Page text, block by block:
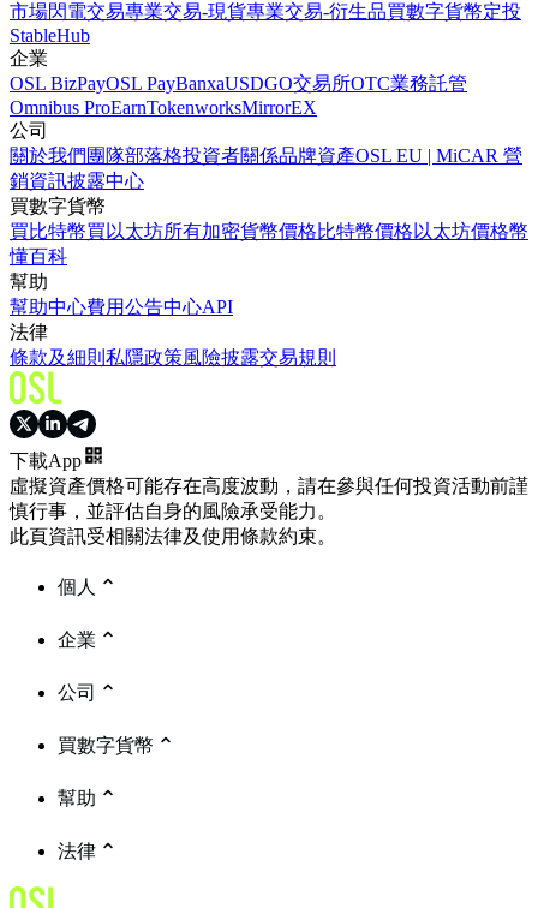
市場閃電交易專業交易-現貨專業交易-衍生品買數字貨幣定投
StableHub
企業
OSL BizPayOSL PayBanxaUSDGO交易所OTC業務託管
Omnibus ProEarnTokenworksMirrorEX
公司
關於我們 團隊部落格投資者關係品牌資產OSL EU | MiCAR 營
銷資訊披露中心
買數字貨幣
買比特幣買以太坊所有加密貨幣價格比特幣價格以太坊價格幣
懂百科
幫助
幫助中心費用公告中心API
法律
條款及細則 私隱政策風險披露交易規則
下載App
虛擬資產價格可能存在高度波動，請在參與任何投資活動前謹
慎行事，並評估自身的風險承受能力。
此頁資訊受相關法律及使用條款約束。
個人
企業
公司
買數字貨幣
幫助
法律